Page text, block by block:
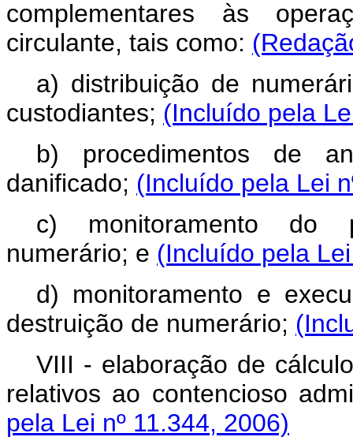
complementares às
circulante, tais como:
a) distribuição de
custodiantes; (Incluído pela
b) procedimentos de
danificado; (Incluído pela Lei
c) monitoramento do
numerário; e (Incluído pela
d) monitoramento e
destruição de numerário;
VIII - elaboração de
relativos ao contencioso
pela Lei nº 11.344, 2006)